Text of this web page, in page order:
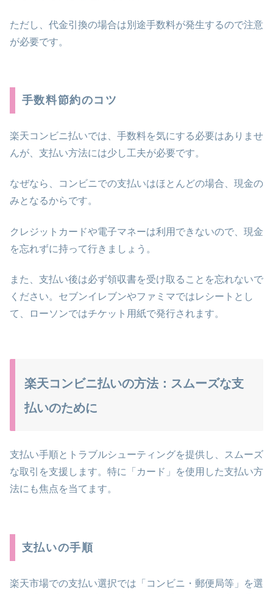
ただし、代金引換の場合は別途手数料が発生するので注意
が必要です。
手数料節約のコツ
楽天コンビニ払いでは、手数料を気にする必要はありませ
んが、支払い方法には少し工夫が必要です。
なぜなら、コンビニでの支払いはほとんどの場合、現金の
みとなるからです。
クレジットカードや電子マネーは利用できないので、現金
を忘れずに持って行きましょう。
また、支払い後は必ず領収書を受け取ることを忘れないで
ください。セブンイレブンやファミマではレシートとし
て、ローソンではチケット用紙で発行されます。
楽天コンビニ払いの方法：スムーズな支
払いのために
支払い手順とトラブルシューティングを提供し、スムーズ
な取引を支援します。特に「カード」を使用した支払い方
法にも焦点を当てます。
支払いの手順
楽天市場での支払い選択では「コンビニ・郵便局等」を選